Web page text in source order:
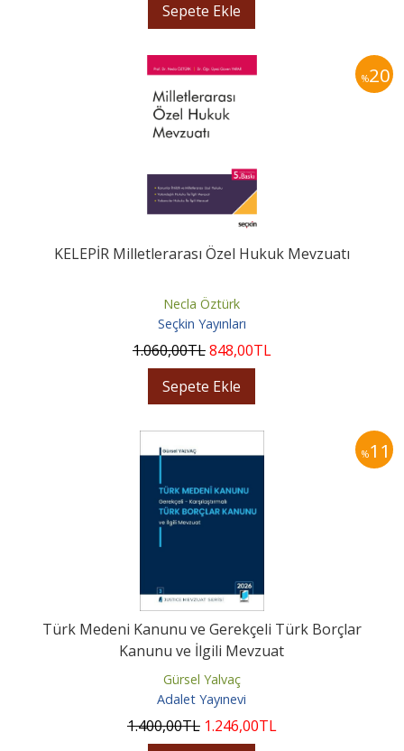
Sepete Ekle
%20
KELEPİR Milletlerarası Özel Hukuk Mevzuatı
Necla Öztürk
Seçkin Yayınları
1.060,00TL848,00TL
Sepete Ekle
%11
Türk Medeni Kanunu ve Gerekçeli Türk Borçlar
Kanunu ve İlgili Mevzuat
Gürsel Yalvaç
Adalet Yayınevi
1.400,00TL 1.246,00TL